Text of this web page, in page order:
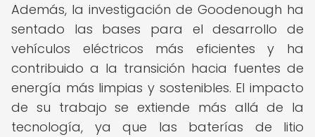
Además, la investigación de Goodenough ha
sentado las bases para el desarrollo de
vehículos eléctricos más eficientes y ha
contribuido a la transición hacia fuentes de
energía más limpias y sostenibles. El impacto
de su trabajo se extiende más allá de la
tecnología, ya que las baterías de litio